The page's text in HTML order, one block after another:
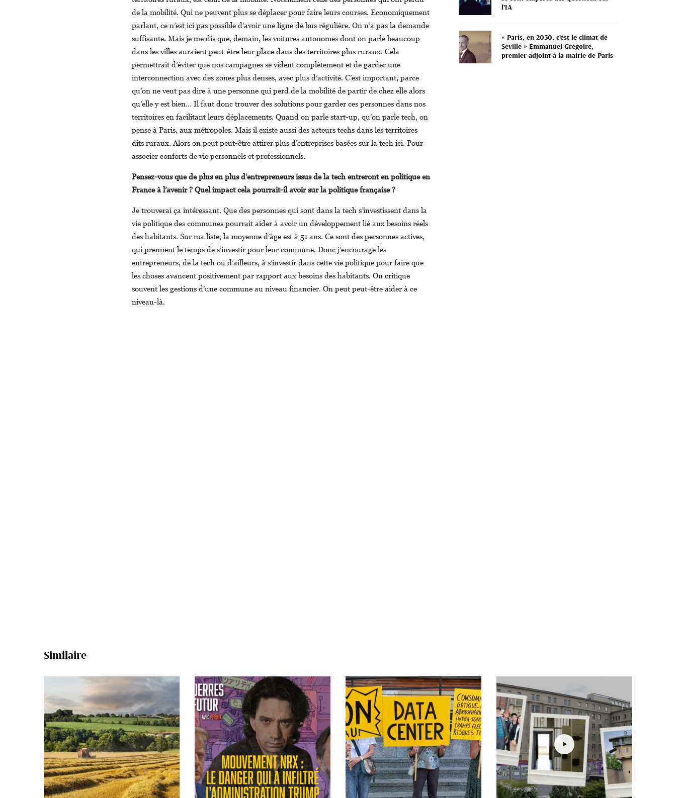
de la mobilité. Qui ne peuvent plus se déplacer pour faire leurs courses. Economiquement
parlant, ce n’est ici pas possible d’avoir une ligne de bus régulière. On n’a pas la demande
suffisante. Mais je me dis que, demain, les voitures autonomes dont on parle beaucoup
dans les villes auraient peut-être leur place dans des territoires plus ruraux. Cela
permettrait d’éviter que nos campagnes se vident complètement et de garder une
interconnection avec des zones plus denses, avec plus d’activité. C’est important, parce
qu’on ne veut pas dire à une personne qui perd de la mobilité de partir de chez elle alors
qu’elle y est bien… Il faut donc trouver des solutions pour garder ces personnes dans nos
territoires en facilitant leurs déplacements. Quand on parle start-up, qu’on parle tech, on
pense à Paris, aux métropoles. Mais il existe aussi des acteurs techs dans les territoires
dits ruraux. Alors on peut peut-être attirer plus d’entreprises basées sur la tech ici. Pour
associer conforts de vie personnels et professionnels.
Pensez-vous que de plus en plus d’entrepreneurs issus de la tech entreront en politique en
France à l’avenir ? Quel impact cela pourrait-il avoir sur la politique française ?
Je trouverai ça intéressant. Que des personnes qui sont dans la tech s’investissent dans la
vie politique des communes pourrait aider à avoir un développement lié aux besoins réels
des habitants. Sur ma liste, la moyenne d’âge est à 51 ans. Ce sont des personnes actives,
qui prennent le temps de s’investir pour leur commune. Donc j’encourage les
entrepreneurs, de la tech ou d’ailleurs, à s’investir dans cette vie politique pour faire que
les choses avancent positivement par rapport aux besoins des habitants. On critique
souvent les gestions d’une commune au niveau financier. On peut peut-être aider à ce
niveau-là.
l’IA
« Paris, en 2050, c’est le climat de
Séville » Emmanuel Grégoire,
premier adjoint à la mairie de Paris
Similaire